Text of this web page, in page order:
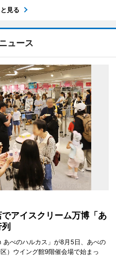
見る
ュース
アイスクリーム万博「あ
あべのハルカス」が8月5日、あべの
）ウイング館9階催会場で始まっ